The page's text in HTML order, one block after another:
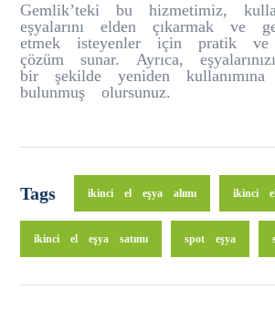
Gemlik’teki bu hizmetimiz,
eşyalarını elden çıkarmak ve
etmek isteyenler için pratik
çözüm sunar. Ayrıca,
bir şekilde yeniden kullanımına
bulunmuş olursunuz.
Tags ikinci el eşya alımı ikinci
ikinci el eşya satımı spot eşya